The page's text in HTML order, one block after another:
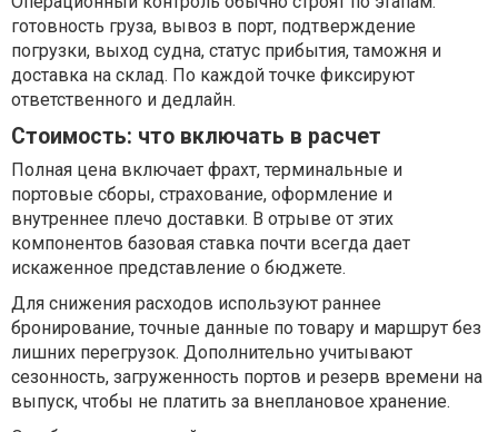
готовность груза, вывоз в порт, подтверждение
погрузки, выход судна, статус прибытия, таможня и
доставка на склад. По каждой точке фиксируют
ответственного и дедлайн.
Стоимость: что включать в расчет
Полная цена включает фрахт, терминальные и
портовые сборы, страхование, оформление и
внутреннее плечо доставки. В отрыве от этих
компонентов базовая ставка почти всегда дает
искаженное представление о бюджете.
Для снижения расходов используют раннее
бронирование, точные данные по товару и маршрут без
лишних перегрузок. Дополнительно учитывают
сезонность, загруженность портов и резерв времени на
выпуск, чтобы не платить за внеплановое хранение.